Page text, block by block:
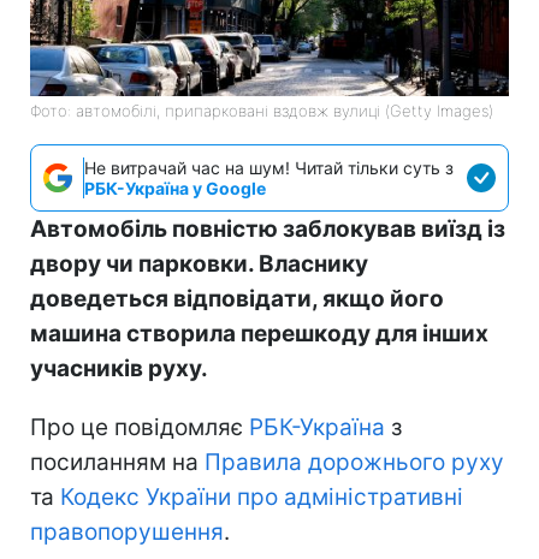
Фото: автомобілі, припарковані вздовж вулиці (Getty Images)
Не витрачай час на шум! Читай тільки суть з
РБК-Україна у Google
Автомобіль повністю заблокував виїзд із
двору чи парковки. Власнику
доведеться відповідати, якщо його
машина створила перешкоду для інших
учасників руху.
Про це повідомляє РБК-Україна з
посиланням на Правила дорожнього руху
та Кодекс України про адміністративні
правопорушення.